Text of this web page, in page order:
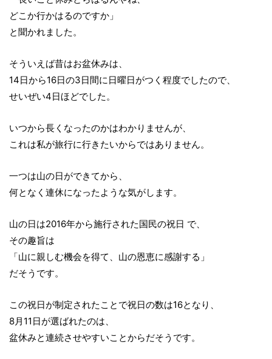
どこか行かはるのですか」
と聞かれました。
そういえば昔はお盆休みは、
14日から16日の3日間に日曜日がつく程度でしたので、
せいぜい4日ほどでした。
いつから長くなったのかはわかりませんが、
これは私が旅行に行きたいからではありません。
一つは山の日ができてから、
何となく連休になったような気がします。
山の日は2016年から施行された国民の祝日 で、
その趣旨は
「山に親しむ機会を得て、山の恩恵に感謝する」
だそうです。
この祝日が制定されたことで祝日の数は16となり、
8月11日が選ばれたのは、
盆休みと連続させやすいことからだそうです。